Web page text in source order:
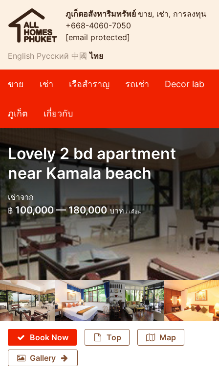
ภูเก็ตอสังหาริมทรัพย์ ขาย, เช่า, การลงทุน
+668-4060-7050
[email protected]
English Русский 中國 ไทย
ขาย เช่า เรือสำราญ รถเช่า Decor lab
ภูเก็ต เกี่ยวกับ
Lovely 2 bd apartment
near Kamala beach
เช่าจาก
฿ 100,000 — 180,000 บาท/ เดือน
Book Now Top Map
Gallery